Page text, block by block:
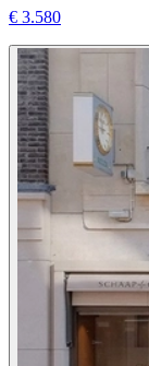
€ 3.580